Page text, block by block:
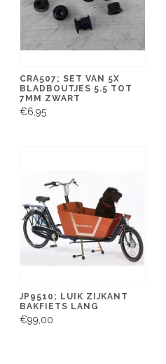
CRA507; SET VAN 5X
BLADBOUTJES 5.5 TOT
7MM ZWART
€6,95
JP9510; LUIK ZIJKANT
BAKFIETS LANG
€99,00